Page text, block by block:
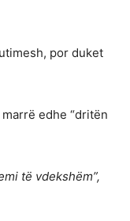
por duket
edhe “dritën
të vdekshëm”,